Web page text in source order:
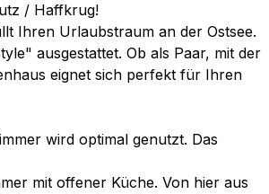
/ Haffkrug!
Ihren Urlaubstraum an der Ostsee.
ausgestattet. Ob als Paar, mit der
eignet sich perfekt für Ihren
wird optimal genutzt. Das
mit offener Küche. Von hier aus